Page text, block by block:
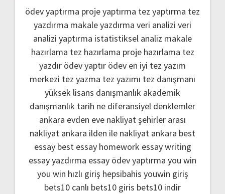
ödev yaptırma proje yaptırma tez yaptırma tez
yazdırma makale yazdırma veri analizi veri
analizi yaptırma istatistiksel analiz makale
hazırlama tez hazırlama proje hazırlama tez
yazdır ödev yaptır ödev en iyi tez yazım
merkezi tez yazma tez yazımı tez danışmanı
yüksek lisans danışmanlık akademik
danışmanlık tarih ne diferansiyel denklemler
ankara evden eve nakliyatşehirler arası
nakliyat ankara ilden ile nakliyat ankara best
essay best essay homework essay writing
essay yazdırma essay ödev yaptırma you win
you win hızlı giriş hepsibahis youwin giriş
bets10 canlı bets10 giris bets10 indir